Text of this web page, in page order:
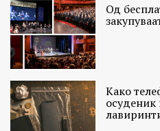
Од
Како
осуденик